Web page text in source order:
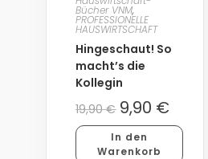
Bücher VNM,
PROFESSIONELLE
HAUSWIRTSCHAFT
Hingeschaut! So
macht’s die
Kollegin
19,90€ 9,90 €
In den
Warenkorb